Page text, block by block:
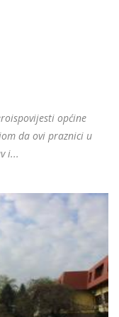
općine
da ovi praznici u
i...